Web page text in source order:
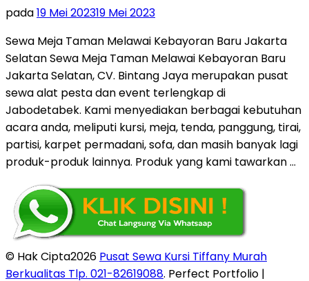
pada19 Mei 202319 Mei 2023
Sewa Meja Taman Melawai Kebayoran Baru Jakarta
Selatan Sewa Meja Taman Melawai Kebayoran Baru
Jakarta Selatan, CV. Bintang Jaya merupakan pusat
sewa alat pesta dan event terlengkap di
Jabodetabek. Kami menyediakan berbagai kebutuhan
acara anda, meliputi kursi, meja, tenda, panggung, tirai,
partisi, karpet permadani, sofa, dan masih banyak lagi
produk-produk lainnya. Produk yang kami tawarkan …
© Hak Cipta2026 Pusat Sewa Kursi Tiffany Murah
Berkualitas Tlp. 021-82619088. Perfect Portfolio |